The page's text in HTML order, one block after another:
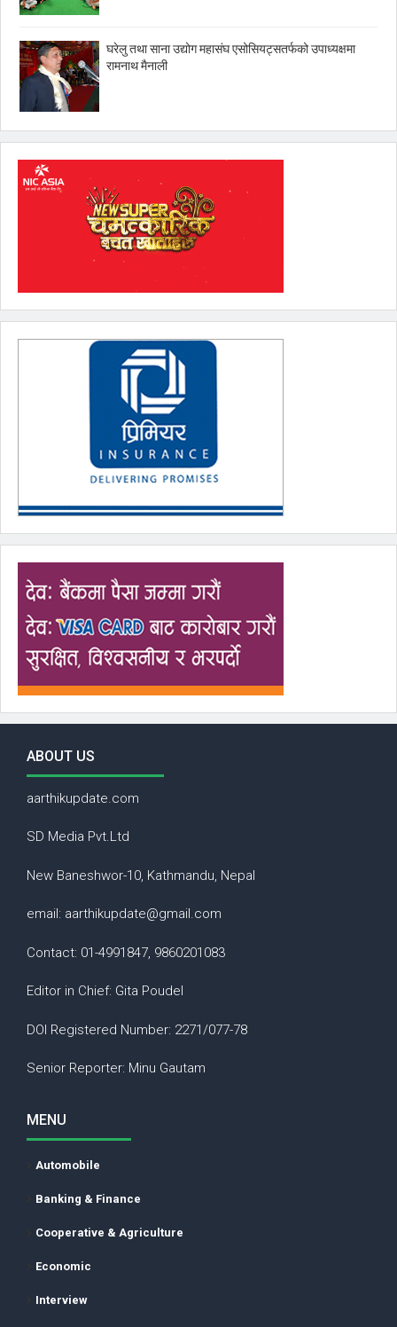
घरेलु तथा साना उद्योग महासंघ एसोसियट्सतर्फको उपाध्यक्षमा
रामनाथ मैनाली
ABOUT US
aarthikupdate.com
SD Media Pvt.Ltd
New Baneshwor-10, Kathmandu, Nepal
email: aarthikupdate@gmail.com
Contact: 01-4991847, 9860201083
Editor in Chief: Gita Poudel
DOI Registered Number: 2271/077-78
Senior Reporter: Minu Gautam
MENU
Automobile
Banking & Finance
Cooperative & Agriculture
Economic
Interview